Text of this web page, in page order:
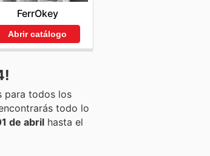
FerrOkey
Abrir catálogo
para todos los
todo lo
de abril hasta el